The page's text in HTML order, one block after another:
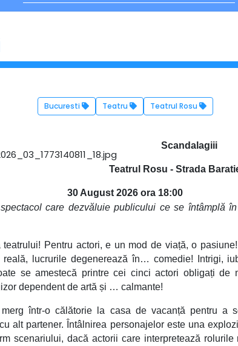
Bucuresti Teatru Teatrul Rosu
Scandalagiii
Teatrul Rosu - Strada
30 August 2026 ora 18:00
care dezvăluie publicului ce se întâmplă
Pentru actori, e un mod de viață, o
lucrurile degenerează în… comedie! Intrigi,
se amestecă printre cei cinci actori obligați de
dependent de artă și … calmante!
într-o călătorie la casa de vacanță pentru a
alt partener. Întâlnirea personajelor este una
scenariului, dacă actorii care interpretează